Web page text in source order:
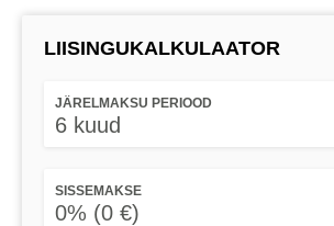
LIISINGUKALKULAATOR
JÄRELMAKSU PERIOOD
6 kuud
SISSEMAKSE
0% (0 €)